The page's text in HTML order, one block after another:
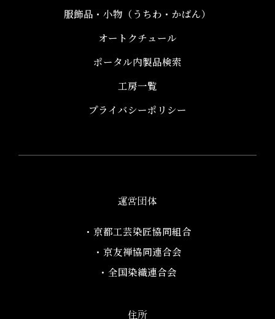
服飾品・小物​（うちわ・かばん）
オートクチュール
ポータル内製品検索
工房一覧
プライバシーポリシー
運営団体
・京都工芸染匠協同組合​
・京友禅協同連合会
・全国染織連合会
住所